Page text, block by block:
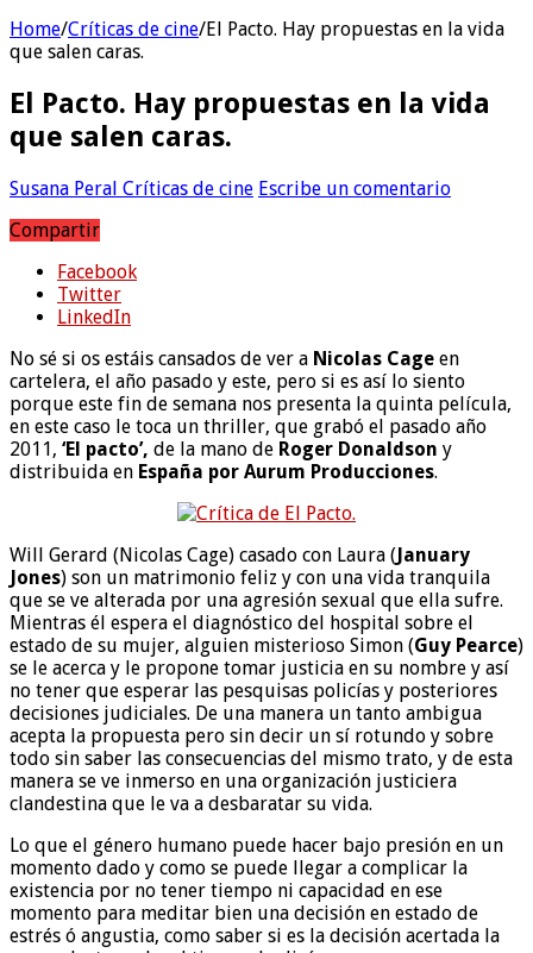
Home/Críticas de cine/El Pacto. Hay propuestas en la vida
que salen caras.
El Pacto. Hay propuestas en la vida
que salen caras.
Susana Peral Críticas de cine Escribe un comentario
Compartir
Facebook
Twitter
LinkedIn
No sé si os estáis cansados de ver a Nicolas Cage en
cartelera, el año pasado y este, pero si es así lo siento
porque este fin de semana nos presenta la quinta película,
en este caso le toca un thriller, que grabó el pasado año
2011, ‘El pacto’, de la mano de Roger Donaldson y
distribuida en España por Aurum Producciones.
Will Gerard (Nicolas Cage) casado con Laura (January
Jones) son un matrimonio feliz y con una vida tranquila
que se ve alterada por una agresión sexual que ella sufre.
Mientras él espera el diagnóstico del hospital sobre el
estado de su mujer, alguien misterioso Simon (Guy Pearce)
se le acerca y le propone tomar justicia en su nombre y así
no tener que esperar las pesquisas policías y posteriores
decisiones judiciales. De una manera un tanto ambigua
acepta la propuesta pero sin decir un sí rotundo y sobre
todo sin saber las consecuencias del mismo trato, y de esta
manera se ve inmerso en una organización justiciera
clandestina que le va a desbaratar su vida.
Lo que el género humano puede hacer bajo presión en un
momento dado y como se puede llegar a complicar la
existencia por no tener tiempo ni capacidad en ese
momento para meditar bien una decisión en estado de
estrés ó angustia, como saber si es la decisión acertada la